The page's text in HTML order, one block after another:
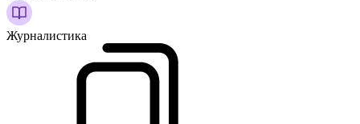
Журналистика